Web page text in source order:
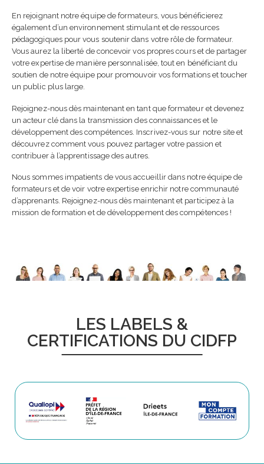
En rejoignant notre équipe de formateurs, vous bénéficierez
également d’un environnement stimulant et de ressources
pédagogiques pour vous soutenir dans votre rôle de formateur.
Vous aurez la liberté de concevoir vos propres cours et de partager
votre expertise de manière personnalisée, tout en bénéficiant du
soutien de notre équipe pour promouvoir vos formations et toucher
un public plus large.
Rejoignez-nous dès maintenant en tant que formateur et devenez
un acteur clé dans la transmission des connaissances et le
développement des compétences. Inscrivez-vous sur notre site et
découvrez comment vous pouvez partager votre passion et
contribuer à l’apprentissage des autres.
Nous sommes impatients de vous accueillir dans notre équipe de
formateurs et de voir votre expertise enrichir notre communauté
d’apprenants. Rejoignez-nous dès maintenant et participez à la
mission de formation et de développement des compétences !
LES LABELS &
CERTIFICATIONS DU CIDFP